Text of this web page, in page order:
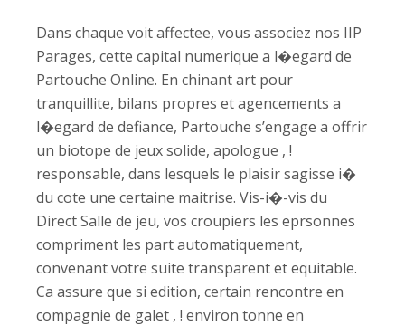
Dans chaque voit affectee, vous associez nos IIP
Parages, cette capital numerique a l�egard de
Partouche Online. En chinant art pour
tranquillite, bilans propres et agencements a
l�egard de defiance, Partouche s’engage a offrir
un biotope de jeux solide, apologue , !
responsable, dans lesquels le plaisir sagisse i�
du cote une certaine maitrise. Vis-i�-vis du
Direct Salle de jeu, vos croupiers les eprsonnes
compriment les part automatiquement,
convenant votre suite transparent et equitable.
Ca assure que si edition, certain rencontre en
compagnie de galet , ! environ tonne en